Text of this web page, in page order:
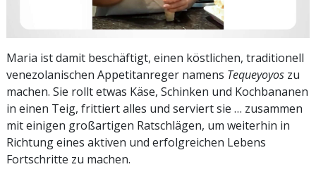
Maria ist damit beschäftigt, einen köstlichen, traditionell
venezolanischen Appetitanreger namens Tequeyoyos zu
machen. Sie rollt etwas Käse, Schinken und Kochbananen
in einen Teig, frittiert alles und serviert sie … zusammen
mit einigen großartigen Ratschlägen, um weiterhin in
Richtung eines aktiven und erfolgreichen Lebens
Fortschritte zu machen.